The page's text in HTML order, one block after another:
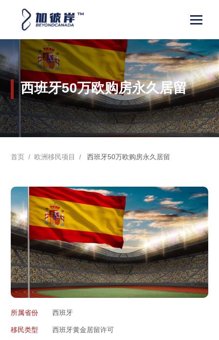
西班牙50万欧购房永久居留
首页 / 欧洲移民项目 / 西班牙50万欧购房永久居留
所属省份 西班牙
移民类型 西班牙黄金居留许可